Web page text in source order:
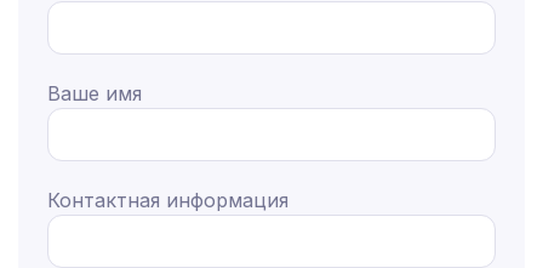
Ваше имя
Контактная информация